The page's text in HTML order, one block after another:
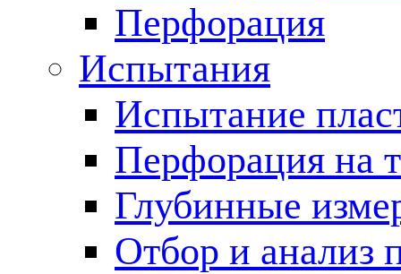
Перфорация
Испытания
Испытание
Перфорация на
Глубинные
Отбор и анализ